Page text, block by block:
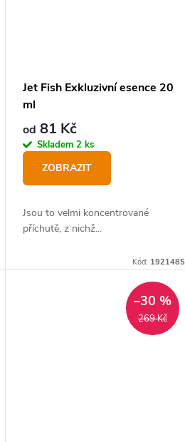
Jet Fish Exkluzivní esence 20
ml
od 81 Kč
Skladem 2 ks
ZOBRAZIT
Jsou to velmi koncentrované
příchutě, z nichž...
Kód: 1921485
269 Kč
–30 %